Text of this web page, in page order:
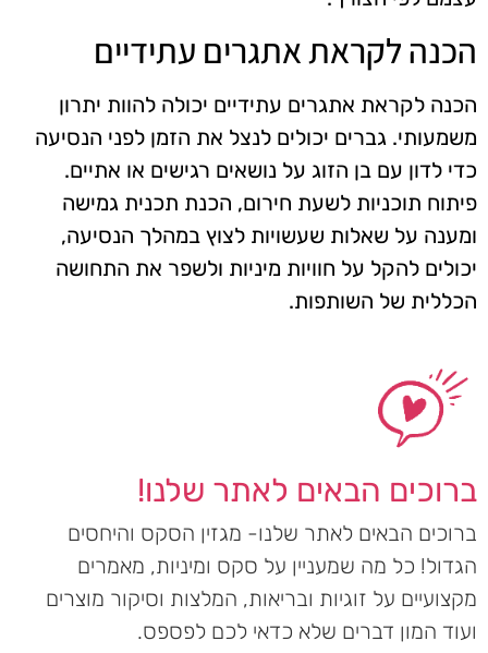
הכנה לקראת אתגרים עתידיים
הכנה לקראת אתגרים עתידיים יכולה להוות יתרון
משמעותי. גברים יכולים לנצל את הזמן לפני הנסיעה
כדי לדון עם בן הזוג על נושאים רגישים או אתיים.
פיתוח תוכניות לשעת חירום, הכנת תכנית גמישה
ומענה על שאלות שעשויות לצוץ במהלך הנסיעה,
יכולים להקל על חוויות מיניות ולשפר את התחושה
הכללית של השותפות.
ברוכים הבאים לאתר שלנו!
ברוכים הבאים לאתר שלנו- מגזין הסקס והיחסים
הגדול! כל מה שמעניין על סקס ומיניות, מאמרים
מקצועיים על זוגיות ובריאות, המלצות וסיקור מוצרים
ועוד המון דברים שלא כדאי לכם לפספס.